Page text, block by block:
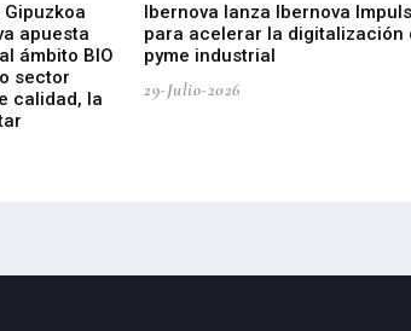
apuesta
ámbito BIO
sector
calidad, la
Ibernova lanza Ibernova
para acelerar la digitalización
pyme industrial
29-Julio-2026